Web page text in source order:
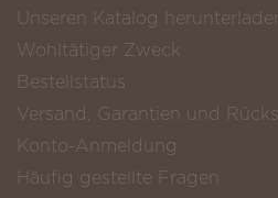
Unseren Katalog
Wohltätiger Zweck
Bestellstatus
Versand, Garantien und
Konto-Anmeldung
Häufig gestellte Fragen